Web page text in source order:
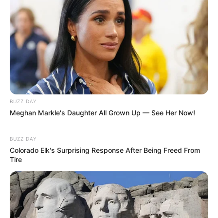
Prefeito declara que será um dos 1º a pagar o Piso Nacional de 2
salários aos ACS/ACE
BUZZ DAY
Meghan Markle's Daughter All Grown Up — See Her Now!
BUZZ DAY
Colorado Elk's Surprising Response After Being Freed From
Tire